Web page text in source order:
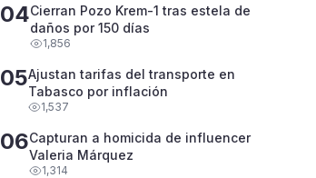
04Cierran Pozo Krem-1 tras estela de
daños por 150 días
1,856
05Ajustan tarifas del transporte en
Tabasco por inflación
1,537
06Capturan a homicida de influencer
Valeria Márquez
1,314